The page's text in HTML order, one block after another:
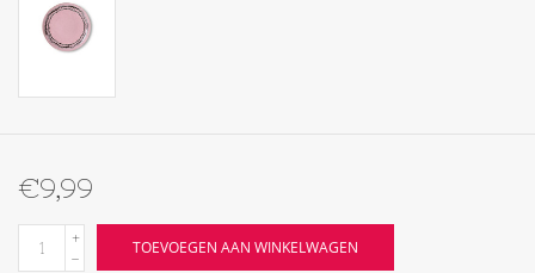
Food
Boeken
Textiel
€9,99
+
-
TOEVOEGEN AAN WINKELWAGEN